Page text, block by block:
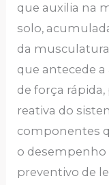
que auxilia na
solo,
da
que antecede
de força
reativa do
componentes
o
preventivo de